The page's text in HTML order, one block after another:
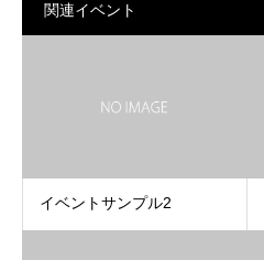
関連イベント
イベントサンプル2